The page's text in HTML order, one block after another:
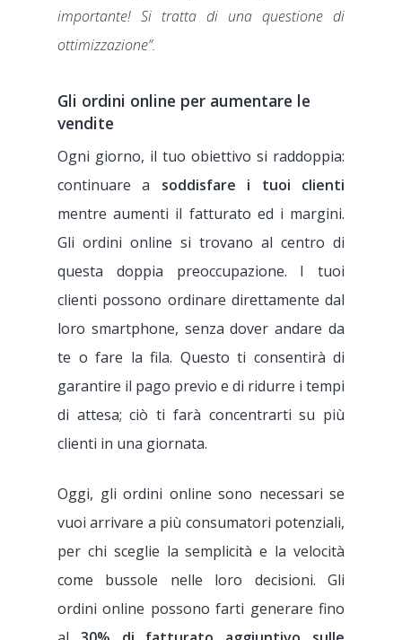
importante! Si tratta di una questione di
ottimizzazione”.
Gli ordini online per aumentare le
vendite
Ogni giorno, il tuo obiettivo si raddoppia:
continuare a soddisfare i tuoi clienti
mentre aumenti il fatturato ed i margini.
Gli ordini online si trovano al centro di
questa doppia preoccupazione. I tuoi
clienti possono ordinare direttamente dal
loro smartphone, senza dover andare da
te o fare la fila. Questo ti consentirà di
garantire il pago previo e di ridurre i tempi
di attesa; ciò ti farà concentrarti su più
clienti in una giornata.
Oggi, gli ordini online sono necessari se
vuoi arrivare a più consumatori potenziali,
per chi sceglie la semplicità e la velocità
come bussole nelle loro decisioni. Gli
ordini online possono farti generare fino